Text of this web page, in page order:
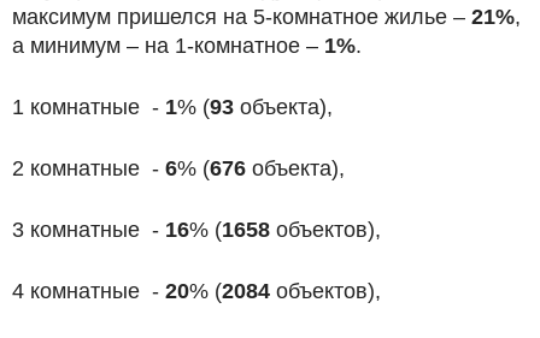
максимум пришелся на 5-комнатное жилье – 21%,
а минимум – на 1-комнатное – 1%.
1 комнатные - 1% (93 объекта),
2 комнатные - 6% (676 объекта),
3 комнатные - 16% (1658 объектов),
4 комнатные - 20% (2084 объектов),